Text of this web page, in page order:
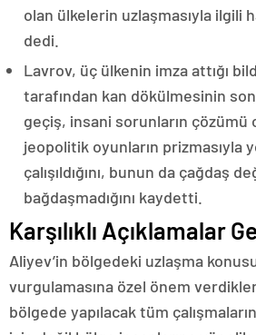
olan ülkelerin uzlaşmasıyla ilgili
dedi.
Lavrov, üç ülkenin imza attığı
tarafından kan dökülmesinin
geçiş, insani sorunların çözümü
jeopolitik oyunların prizmasıyla
çalışıldığını, bunun da çağdaş
bağdaşmadığını kaydetti.
Karşılıklı Açıklamalar
Aliyev’in bölgedeki uzlaşma
vurgulamasına özel önem
bölgede yapılacak tüm